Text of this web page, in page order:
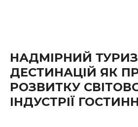
НАДМІРНИЙ
ДЕСТИНАЦІЙ ЯК
РОЗВИТКУ
ІНДУСТРІЇ